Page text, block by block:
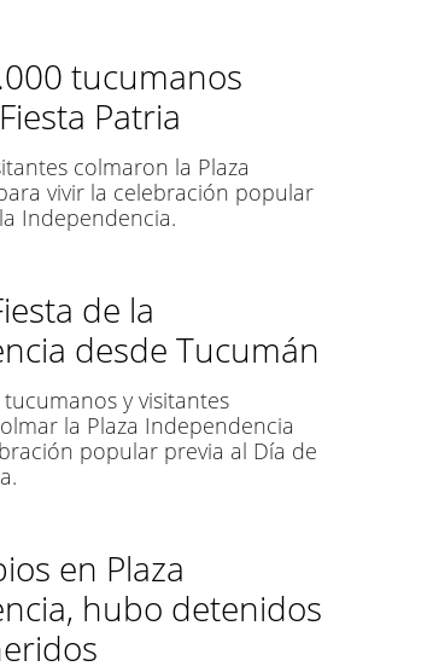
tucumanos
Patria
colmaron la Plaza
vivir la celebración popular
Independencia.
de la
desde Tucumán
tucumanos y visitantes
la Plaza Independencia
popular previa al Día de
en Plaza
hubo detenidos